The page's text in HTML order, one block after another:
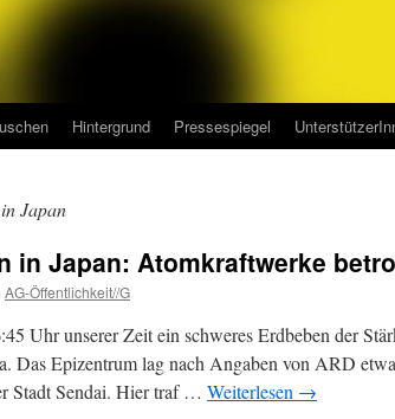
Hintergrund Pressespiegel
Japan
in Japan: Atomkraftwerke
AG-Öffentlichkeit//G
Uhr unserer Zeit ein schweres Erdbeben der
Das Epizentrum lag nach Angaben von ARD
Stadt Sendai. Hier traf … Weiterlesen →